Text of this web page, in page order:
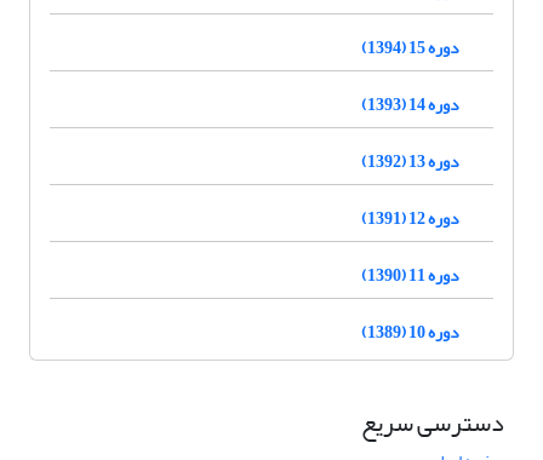
دوره 15 (1394)
دوره 14 (1393)
دوره 13 (1392)
دوره 12 (1391)
دوره 11 (1390)
دوره 10 (1389)
دسترسی سریع